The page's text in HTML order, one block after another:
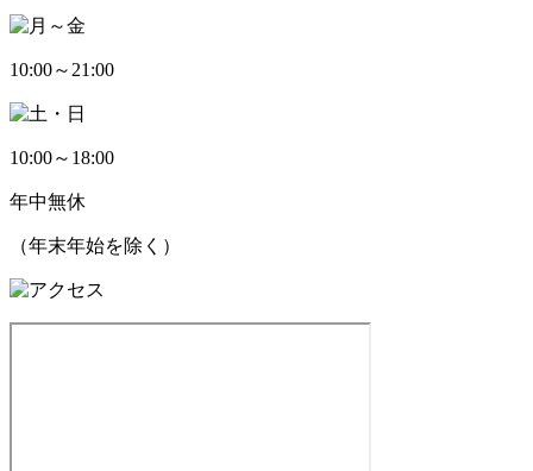
10:00～21:00
10:00～18:00
年中無休
（年末年始を除く）